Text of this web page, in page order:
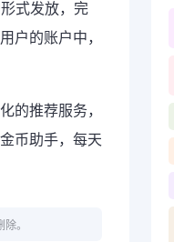
式发放，完
户的账户中，
的推荐服务，
币助手，每天
。